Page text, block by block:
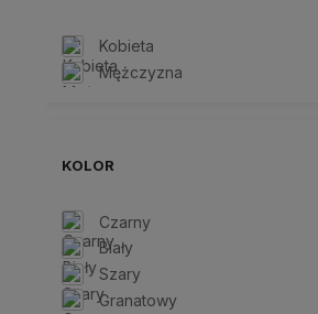
Kobieta
Mężczyzna
KOLOR
Czarny
Biały
Szary
Granatowy